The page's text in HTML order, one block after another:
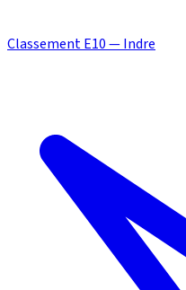
Classement E10 — Indre